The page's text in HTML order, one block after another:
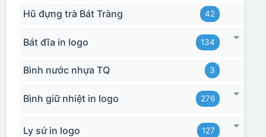
Hũ đựng trà Bát Tràng 42
Bát đĩa in logo 134
Bình nước nhựa TQ 3
Bình giữ nhiệt in logo 276
Ly sứ in logo 127